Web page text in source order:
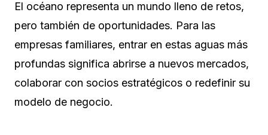
El océano representa un mundo lleno de retos,
pero también de oportunidades. Para las
empresas familiares, entrar en estas aguas más
profundas significa abrirse a nuevos mercados,
colaborar con socios estratégicos o redefinir su
modelo de negocio.